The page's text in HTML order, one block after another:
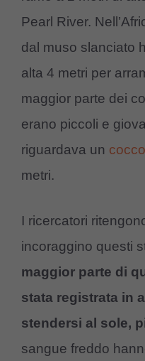
Pearl River.
dal muso slanciato
alta 4 metri per
maggior parte dei
erano piccoli e
riguardava un
metri.
I ricercatori
incoraggino questi
maggior parte di
stata registrata in
stendersi al sole,
sangue freddo